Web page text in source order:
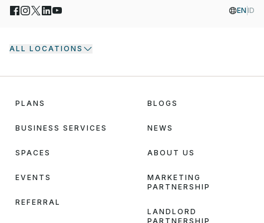
EN ID
ALL LOCATIONS
PLANS
BUSINESS SERVICES
SPACES
EVENTS
REFERRAL
BLOGS
NEWS
ABOUT US
MARKETING
PARTNERSHIP
LANDLORD
PARTNERSHIP